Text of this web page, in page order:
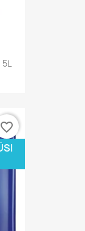
favorite_border